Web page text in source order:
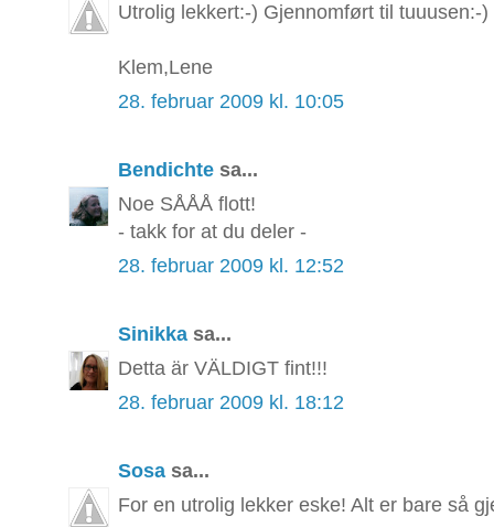
Utrolig lekkert:-) Gjennomført til tuuusen:-)
Klem,Lene
28. februar 2009 kl. 10:05
Bendichte sa...
Noe SÅÅÅ flott!
- takk for at du deler -
28. februar 2009 kl. 12:52
Sinikka sa...
Detta är VÄLDIGT fint!!!
28. februar 2009 kl. 18:12
Sosa sa...
For en utrolig lekker eske! Alt er bare så